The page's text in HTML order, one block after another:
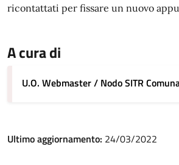
ricontattati per fissare un nuovo
A cura di
U.O. Webmaster / Nodo SITR
Ultimo aggiornamento: 24/03/2022